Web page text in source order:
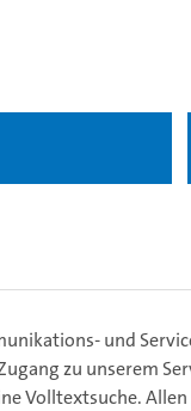
und
zu unserem
Volltextsuche.